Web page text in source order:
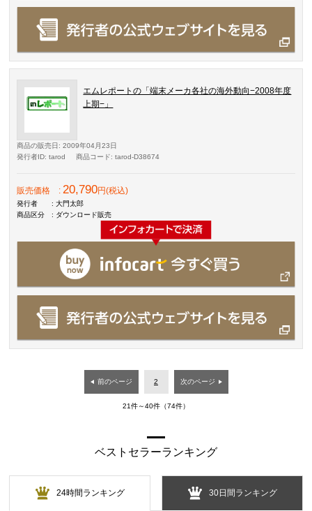
エムレポートの「端末メーカ各社の海外動向−2008年度
上期−」
商品の販売日 : 2009年04月23日
発行者ID: tarod 商品コード: tarod-D38674
販売価格 :20,790円(税込)
発行者
: 大門太郎
商品区分
: ダウンロード販売
前のページ 2 次のページ
21件～40件（74件）
ベストセラーランキング
24時間ランキング 30日間ランキング